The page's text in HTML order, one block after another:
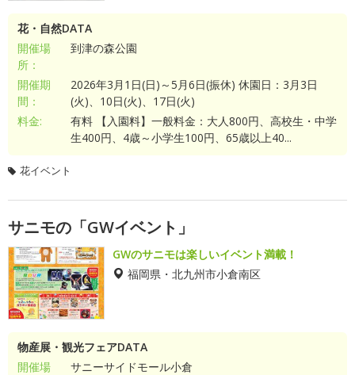
花・自然DATA
開催場
所：
到津の森公園
開催期
間：
2026年3月1日(日)～5月6日(振休) 休園日：3月3日
(火)、10日(火)、17日(火)
料金:
有料 【入園料】一般料金：大人800円、高校生・中学
生400円、4歳～小学生100円、65歳以上40...
花イベント
サニモの「GWイベント」
GWのサニモは楽しいイベント満載！
福岡県・北九州市小倉南区
物産展・観光フェアDATA
開催場
サニーサイドモール小倉